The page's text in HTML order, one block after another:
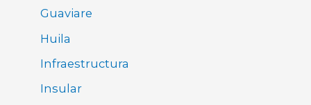
Guaviare
Huila
Infraestructura
Insular